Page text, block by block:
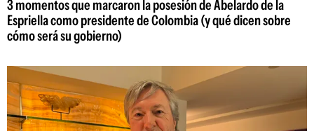
3 momentos que marcaron la posesión de Abelardo de la
Espriella como presidente de Colombia (y qué dicen sobre
cómo será su gobierno)